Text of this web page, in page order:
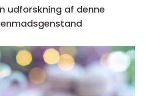
udforskning af denne